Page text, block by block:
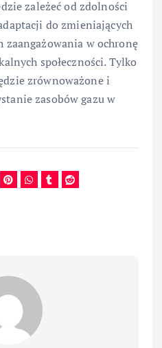
zależeć od zdolności
do zmieniających
zaangażowania w ochronę
społeczności. Tylko
zrównoważone i
zasobów gazu w